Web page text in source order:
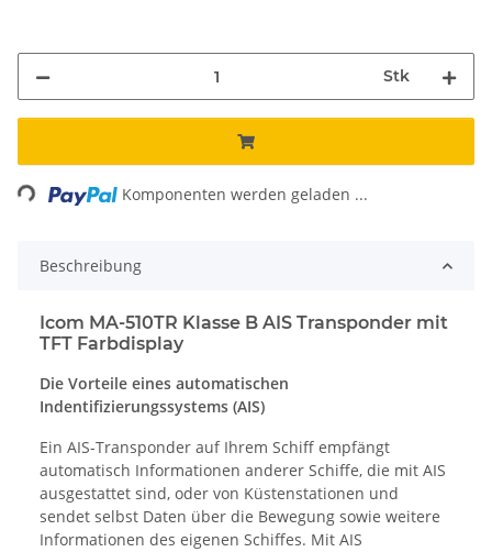
Stk
Loading... Komponenten werden geladen ...
Beschreibung
Icom MA-510TR Klasse B AIS Transponder mit
TFT Farbdisplay
Die Vorteile eines automatischen
Indentifizierungssystems (AIS)
Ein AIS-Transponder auf Ihrem Schiff empfängt
automatisch Informationen anderer Schiffe, die mit AIS
ausgestattet sind, oder von Küstenstationen und
sendet selbst Daten über die Bewegung sowie weitere
Informationen des eigenen Schiffes. Mit AIS